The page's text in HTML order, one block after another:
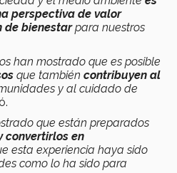
perspectiva de valor
de bienestarpara nuestros
han mostrado que es posible
que también contribuyen al
y al cuidado de
que están preparados
convertirlos en
esta experiencia haya sido
como lo ha sido para